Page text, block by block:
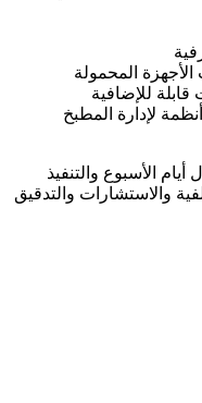
المحمولة
قابلة للإضافية
أنظمة لإدارة المطبخ
الأسبوع والتنفيذ
والاستشارات والتدقيق